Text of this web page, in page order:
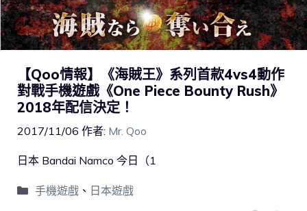
【Qoo情報】《海賊王》系列首款4vs4動作
對戰手機遊戲《One Piece Bounty Rush》
2018年配信決定！
2017/11/06 作者: Mr. Qoo
日本 Bandai Namco 今日（1
手機遊戲、 日本遊戲